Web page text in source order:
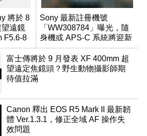
將於 8
望遠鏡
F5.6-8
Sony 最新註冊機號
「WW308784」曝光，隨
身機或 APS-C 系統將迎新
成員？
富士傳將於 9 月發表 XF 400mm 超
望遠定焦鏡頭？野生動物攝影師期
待值拉滿
Canon 釋出 EOS R5 Mark II 最新韌
體 Ver.1.3.1，修正全域 AF 操作失
效問題